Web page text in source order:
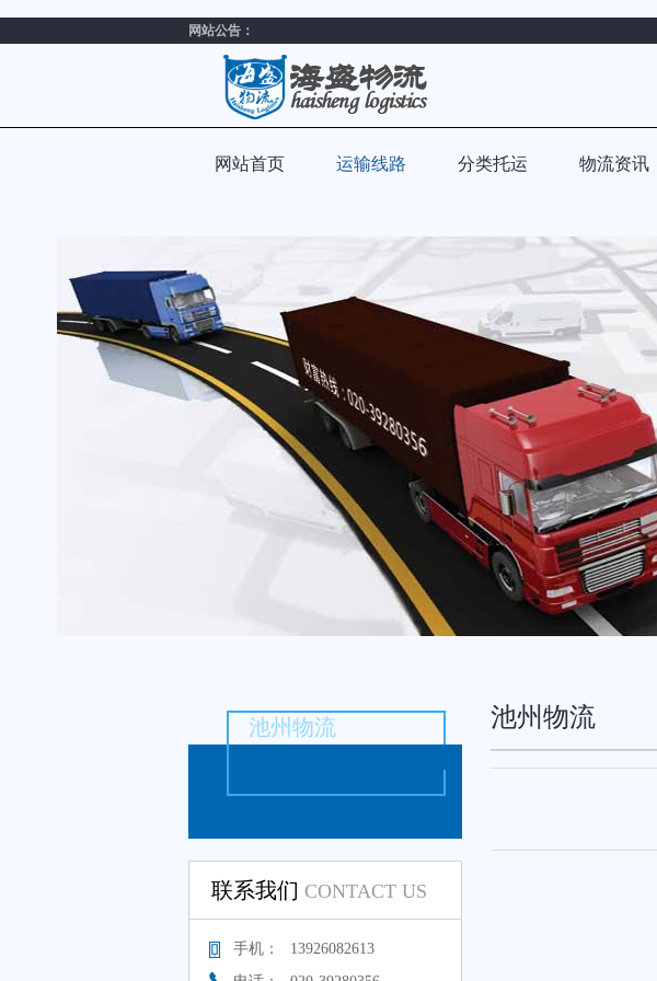
网站公告：
网站首页 运输线路 分类托运 物流资讯
池州物流
联系我们 CONTACT US
手机：
13926082613
池州物流